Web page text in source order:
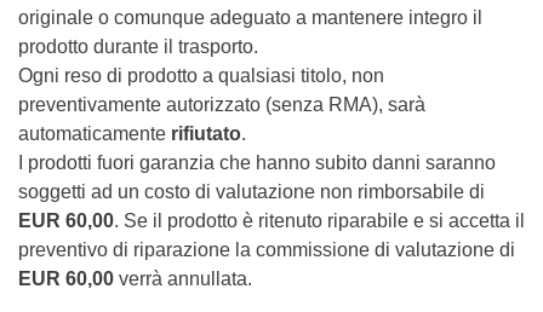
originale o comunque adeguato a mantenere integro il
prodotto durante il trasporto.
Ogni reso di prodotto a qualsiasi titolo, non
preventivamente autorizzato (senza RMA), sarà
automaticamente rifiutato.
I prodotti fuori garanzia che hanno subito danni saranno
soggetti ad un costo di valutazione non rimborsabile di
EUR 60,00. Se il prodotto è ritenuto riparabile e si accetta il
preventivo di riparazione la commissione di valutazione di
EUR 60,00 verrà annullata.